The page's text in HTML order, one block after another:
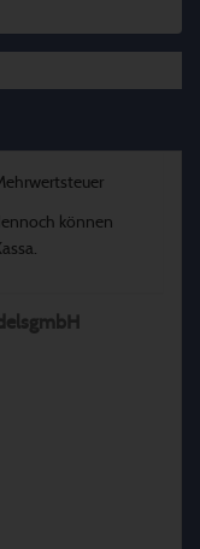
können